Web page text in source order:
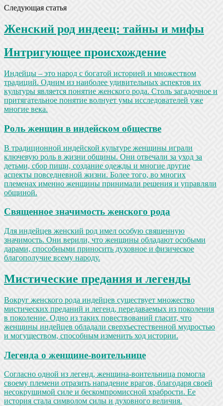
Следующая статья
Женский род индеец: тайны и мифы
Интригующее происхождение
Индейцы – это народ с богатой историей и множеством
традиций. Одним из наиболее удивительных аспектов их
культуры является понятие женского рода. Столь загадочное и
притягательное понятие волнует умы исследователей уже
многие века.
Роль женщин в индейском обществе
В традиционной индейской культуре женщины играли
ключевую роль в жизни общины. Они отвечали за уход за
детьми, сбор пищи, создание одежды и многие другие
аспекты повседневной жизни. Более того, во многих
племенах именно женщины принимали решения и управляли
общиной.
Священное значимость женского рода
Для индейцев женский род имел особую священную
значимость. Они верили, что женщины обладают особыми
дарами, способными приносить духовное и физическое
благополучие всему народу.
Мистические предания и легенды
Вокруг женского рода индейцев существует множество
мистических преданий и легенд, передаваемых из поколения
в поколение. Одно из таких повествований гласит, что
женщины индейцев обладали сверхъестественной мудростью
и могуществом, способным изменить ход истории.
Легенда о женщине-воительнице
Согласно одной из легенд, женщина-воительница помогла
своему племени отразить нападение врагов, благодаря своей
несокрушимой силе и бескомпромиссной храбрости. Ее
история стала символом силы и духовного величия.